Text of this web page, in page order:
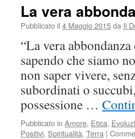
La vera
Pubblicato il 4 Maggio 2015da Il
“La vera
sapendo che siamo
non saper vivere,
subordinati o
possessione …
Pubblicato in Amore, Etica,
Positivi, Spiritualità, Terra |